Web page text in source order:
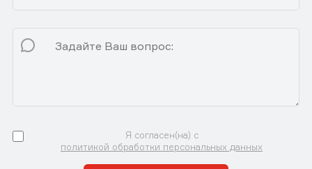
Я согласен(на) с
политикой обработки персональных данных